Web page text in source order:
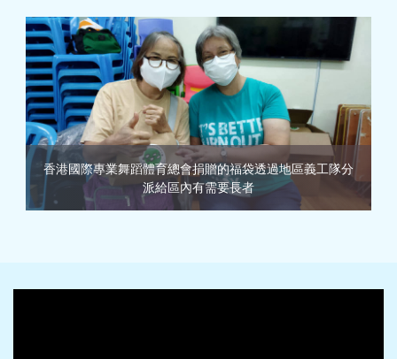
香港國際專業舞蹈體育總會捐贈的福袋透過地區義工隊分
派給區內有需要長者